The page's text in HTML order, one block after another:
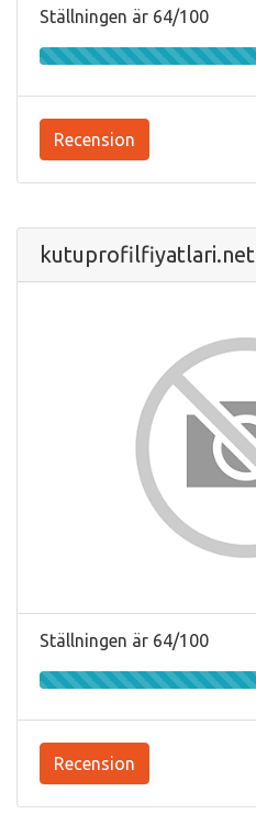
Ställningen är 64/100
Recension
kutuprofilfiyatlari.net
Ställningen är 64/100
Recension